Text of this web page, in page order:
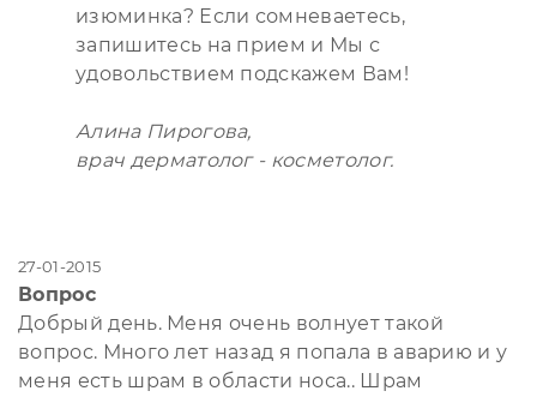
изюминка? Если сомневаетесь,
запишитесь на прием и Мы с
удовольствием подскажем Вам!
Алина Пирогова,
врач дерматолог - косметолог.
27-01-2015
Вопрос
Добрый день. Меня очень волнует такой
вопрос. Много лет назад я попала в аварию и у
меня есть шрам в области носа.. Шрам